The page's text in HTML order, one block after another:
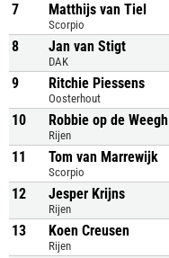
7 Matthijs van Tiel
Scorpio
8 Jan van Stigt
DAK
9 Ritchie Piessens
Oosterhout
10 Robbie op de Weegh
Rijen
11 Tom van Marrewijk
Scorpio
12 Jesper Krijns
Rijen
13 Koen Creusen
Rijen